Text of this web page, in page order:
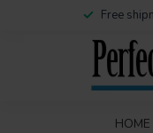
Free
HOME